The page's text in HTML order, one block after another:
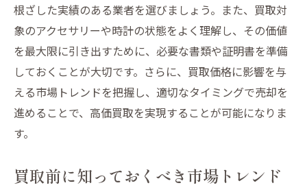
業者とのコミュニケーションの取り方
ブランド品の価値を理解してくれる業者を
選ぶ
オンラインとオフラインの買取方法の違い
信頼できる仙台市太白区の買取業者でアクセサ
ト
根ざした実績のある業者を選びましょう。また、買取対
象のアクセサリーや時計の状態をよく理解し、その価値
を最大限に引き出すために、必要な書類や証明書を準備
しておくことが大切です。さらに、買取価格に影響を与
える市場トレンドを把握し、適切なタイミングで売却を
進めることで、高価買取を実現することが可能になりま
す。
買取前に知っておくべき市場トレンド